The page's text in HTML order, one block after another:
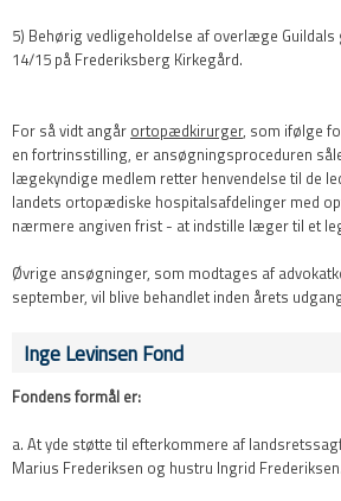
5) Behørig vedligeholdelse af overlæge Guildals
14/15 på Frederiksberg Kirkegård.
​For så vidt angår ortopædkirurger, som ifølge
en fortrinsstilling, er ansøgningsproceduren
lægekyndige medlem retter henvendelse til de
landets ortopædiske hospitalsafdelinger med
nærmere angiven frist - at indstille læger til et
Øvrige ansøgninger, som modtages af
september, vil blive behandlet inden årets
Inge Levinsen Fond
Fondens formål er:
a. At yde støtte til efterkommere af
Marius Frederiksen og hustru Ingrid Frederiksen.